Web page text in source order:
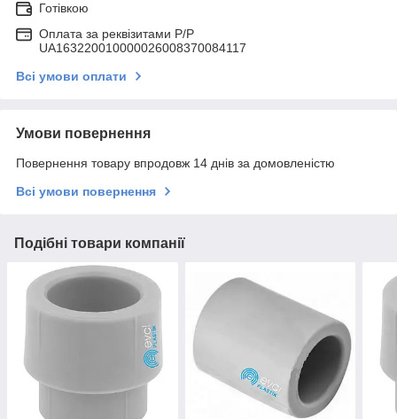
Готівкою
Оплата за реквізитами P/Р
UA163220010000026008370084117
Всі умови оплати
Умови повернення
Повернення товару впродовж 14 днів за домовленістю
Всі умови повернення
Подібні товари компанії